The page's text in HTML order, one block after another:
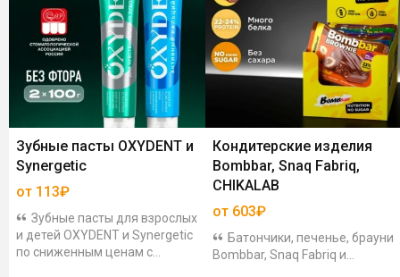
Зубные пасты OXYDENT и
Synergetic
от 113₽
Зубные пасты для взрослых
и детей OXYDENT и Synergetic
по сниженным ценам с
Кондитерские изделия
Bombbar, Snaq Fabriq,
CHIKALAB
от 603₽
Батончики, печенье, брауни
Bombbar, Snaq Fabriq и